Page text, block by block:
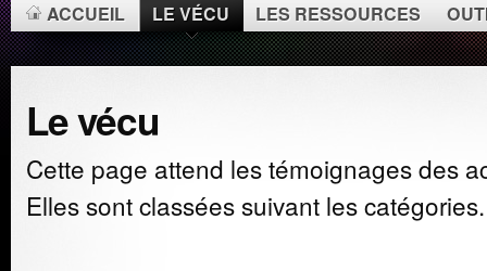
ACCUEIL LE VÉCU LES RESSOURCES
Le vécu
Cette page attend les témoignages des
Elles sont classées suivant les catégories.